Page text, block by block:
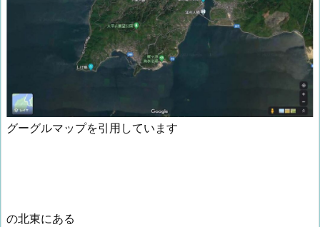
グーグルマップを引用しています
の北東にある